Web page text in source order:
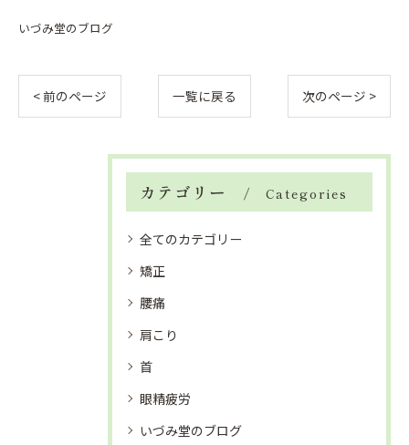
いづみ堂のブログ
< 前のページ 一覧に戻る 次のページ >
カテゴリー Categories
全てのカテゴリー
矯正
腰痛
肩こり
首
眼精疲労
いづみ堂のブログ